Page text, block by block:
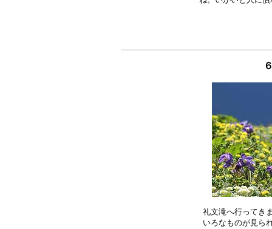
礼文滝へ行ってき
いろなものが見ら